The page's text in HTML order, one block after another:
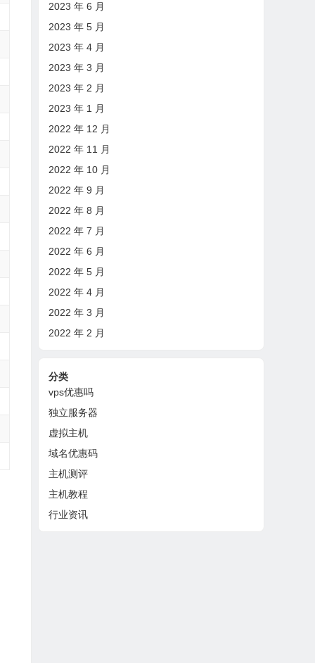
2023 年 6 月
2023 年 5 月
2023 年 4 月
2023 年 3 月
2023 年 2 月
2023 年 1 月
2022 年 12 月
2022 年 11 月
2022 年 10 月
2022 年 9 月
2022 年 8 月
2022 年 7 月
2022 年 6 月
2022 年 5 月
2022 年 4 月
2022 年 3 月
2022 年 2 月
分类
vps优惠吗
独立服务器
虚拟主机
域名优惠码
主机测评
主机教程
行业资讯